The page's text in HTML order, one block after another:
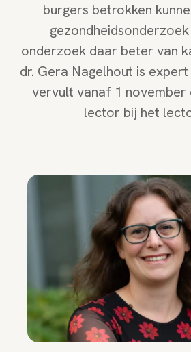
burgers betrokken
onderzoek daar beter van
dr. Gera Nagelhout is
vervult vanaf 1 november
lector bij het